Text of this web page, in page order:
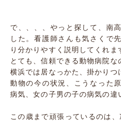
で、、、、やっと探して、南
した。看護師さんも気さくで
り分かりやすく説明してくれま
とても、信頼できる動物病院な
横浜では居なっかた、掛かりつ
動物の今の状況、こうなった
病気、女の子男の子の病気の違
この歳まで頑張っているのは